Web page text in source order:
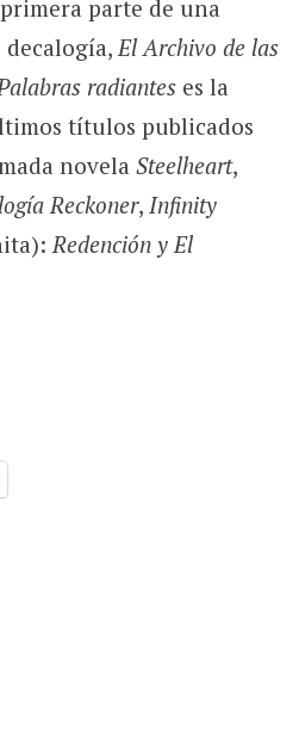
parte de una
decalogía,El Archivo de las
radianteses la
títulos publicados
novela Steelheart,
Reckoner, Infinity
Redención y El